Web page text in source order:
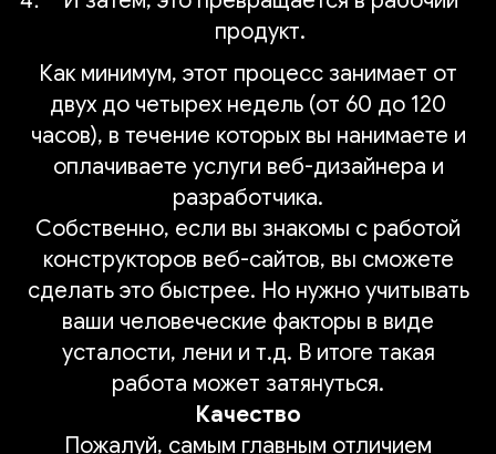
продукт.
Как минимум, этот процесс занимает от
двух до четырех недель (от 60 до 120
часов), в течение которых вы нанимаете и
оплачиваете услуги веб-дизайнера и
разработчика.
Собственно, если вы знакомы с работой
конструкторов веб-сайтов, вы сможете
сделать это быстрее. Но нужно учитывать
ваши человеческие факторы в виде
усталости, лени и т.д. В итоге такая
работа может затянуться.
Качество
Пожалуй, самым главным отличием